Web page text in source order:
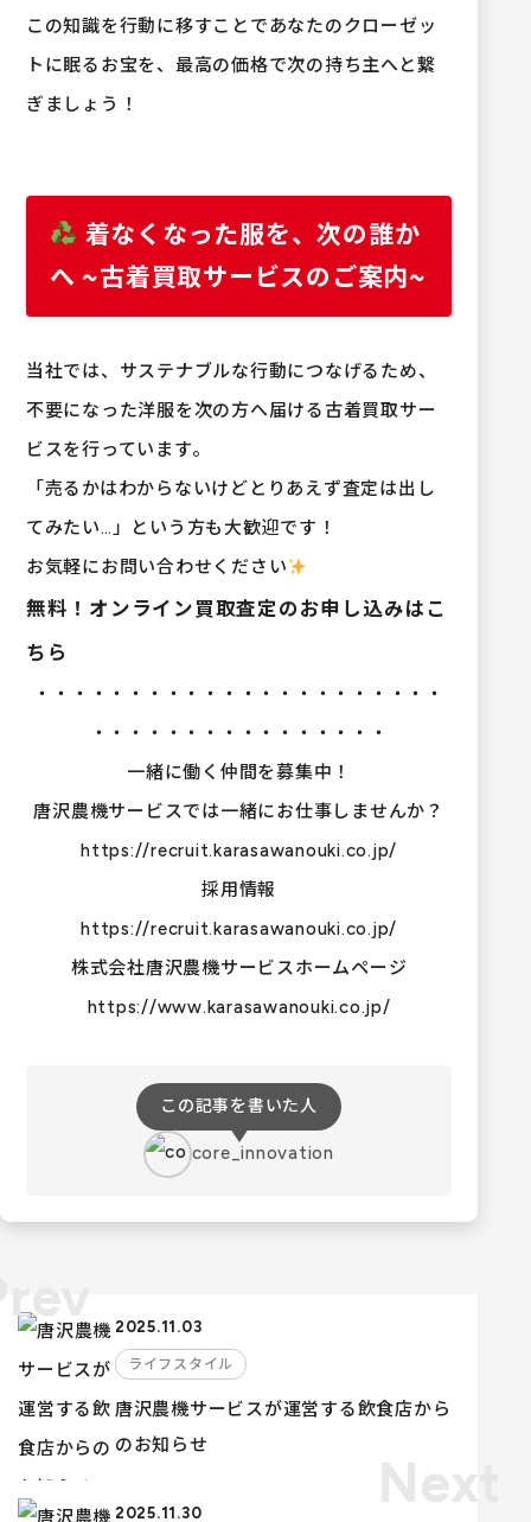
この知識を行動に移すことであなたのクローゼッ
トに眠るお宝を、最高の価格で次の持ち主へと繋
ぎましょう！
着なくなった服を、次の誰か
へ ~古着買取サービスのご案内~
当社では、サステナブルな行動につなげるため、
不要になった洋服を次の方へ届ける古着買取サー
ビスを行っています。
「売るかはわからないけどとりあえず査定は出し
てみたい…」という方も大歓迎です！
お気軽にお問い合わせください
無料！オンライン買取査定のお申し込みはこ
ちら
・・・・・・・・・・・・・・・・・・・・・・
・・・・・・・・・・・・・・・・
一緒に働く仲間を募集中！
唐沢農機サービスでは一緒にお仕事しませんか？
https://recruit.karasawanouki.co.jp/
採用情報
https://recruit.karasawanouki.co.jp/
株式会社唐沢農機サービスホームページ
https://www.karasawanouki.co.jp/
この記事を書いた人
core_innovation
2025.11.03
ライフスタイル
唐沢農機サービスが運営する飲食店から
のお知らせ
2025.11.30